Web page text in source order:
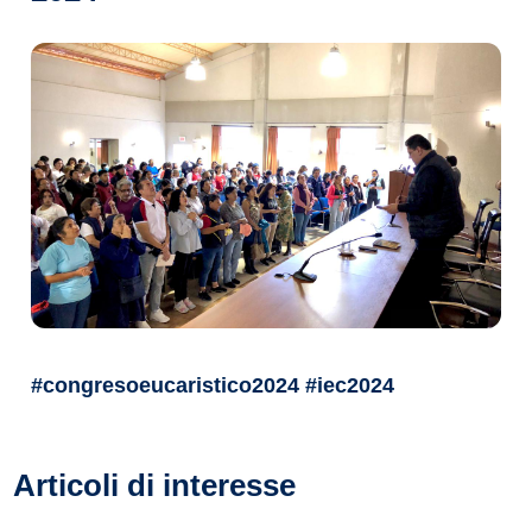
#congresoeucaristico2024 #iec2024
Articoli di interesse